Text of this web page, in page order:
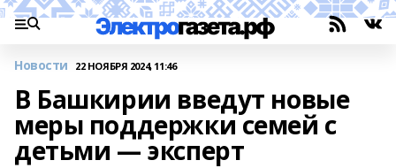
Новости 22 НОЯБРЯ 2024, 11:46
В Башкирии введут новые
меры поддержки семей с
детьми — эксперт